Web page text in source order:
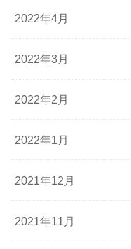
2022年4月
2022年3月
2022年2月
2022年1月
2021年12月
2021年11月